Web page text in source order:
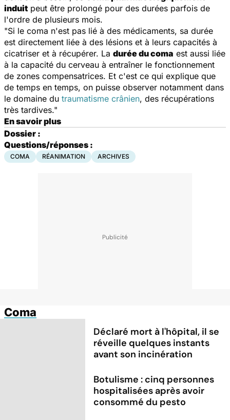
induit peut être prolongé pour des durées parfois de
l'ordre de plusieurs mois.
"Si le coma n'est pas lié à des médicaments, sa durée
est directement liée à des lésions et à leurs capacités à
cicatriser et à récupérer. La durée du coma est aussi liée
à la capacité du cerveau à entraîner le fonctionnement
de zones compensatrices. Et c'est ce qui explique que
de temps en temps, on puisse observer notamment dans
le domaine du traumatisme crânien, des récupérations
très tardives."
En savoir plus
Dossier :
Questions/réponses :
COMA RÉANIMATION ARCHIVES
Coma
Déclaré mort à l'hôpital, il se
réveille quelques instants
avant son incinération
Botulisme : cinq personnes
hospitalisées après avoir
consommé du pesto